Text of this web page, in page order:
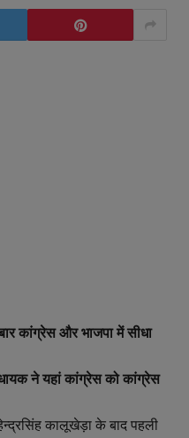
कांग्रेस और भाजपा में सीधा
ने यहां कांग्रेस को कांग्रेस
कालूखेड़ा के बाद पहली